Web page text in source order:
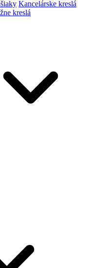
Kancelárske kreslá
kreslá